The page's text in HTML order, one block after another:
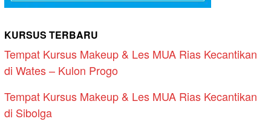
KURSUS TERBARU
Tempat Kursus Makeup & Les MUA Rias Kecantikan
di Wates – Kulon Progo
Tempat Kursus Makeup & Les MUA Rias Kecantikan
di Sibolga